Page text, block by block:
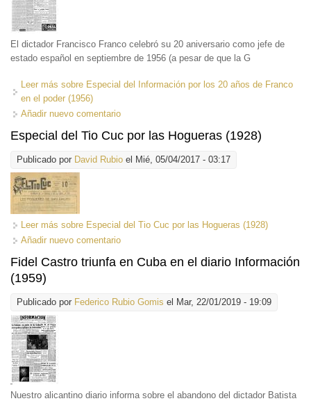
El dictador Francisco Franco celebró su 20 aniversario como jefe de
estado español en septiembre de 1956 (a pesar de que la G
Leer más sobre Especial del Información por los 20 años de Franco
en el poder (1956)
Añadir nuevo comentario
Especial del Tio Cuc por las Hogueras (1928)
Publicado por David Rubio el Mié, 05/04/2017 - 03:17
Leer más sobre Especial del Tio Cuc por las Hogueras (1928)
Añadir nuevo comentario
Fidel Castro triunfa en Cuba en el diario Información
(1959)
Publicado por Federico Rubio Gomis el Mar, 22/01/2019 - 19:09
Nuestro alicantino diario informa sobre el abandono del dictador Batista